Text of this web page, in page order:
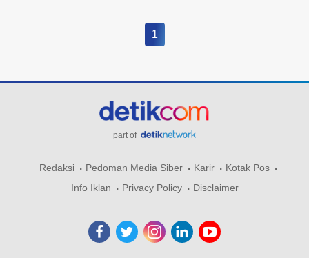
1
part of
Redaksi Pedoman Media Siber Karir
Kotak Pos
Info Iklan
Privacy Policy Disclaimer